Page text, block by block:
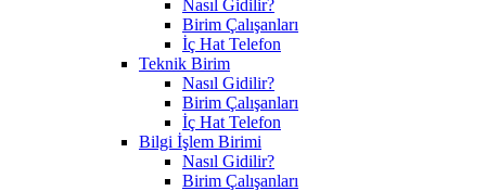
Nasıl Gidilir?
Birim Çalışanları
İç Hat Telefon
Teknik Birim
Nasıl Gidilir?
Birim Çalışanları
İç Hat Telefon
Bilgi İşlem Birimi
Nasıl Gidilir?
Birim Çalışanları